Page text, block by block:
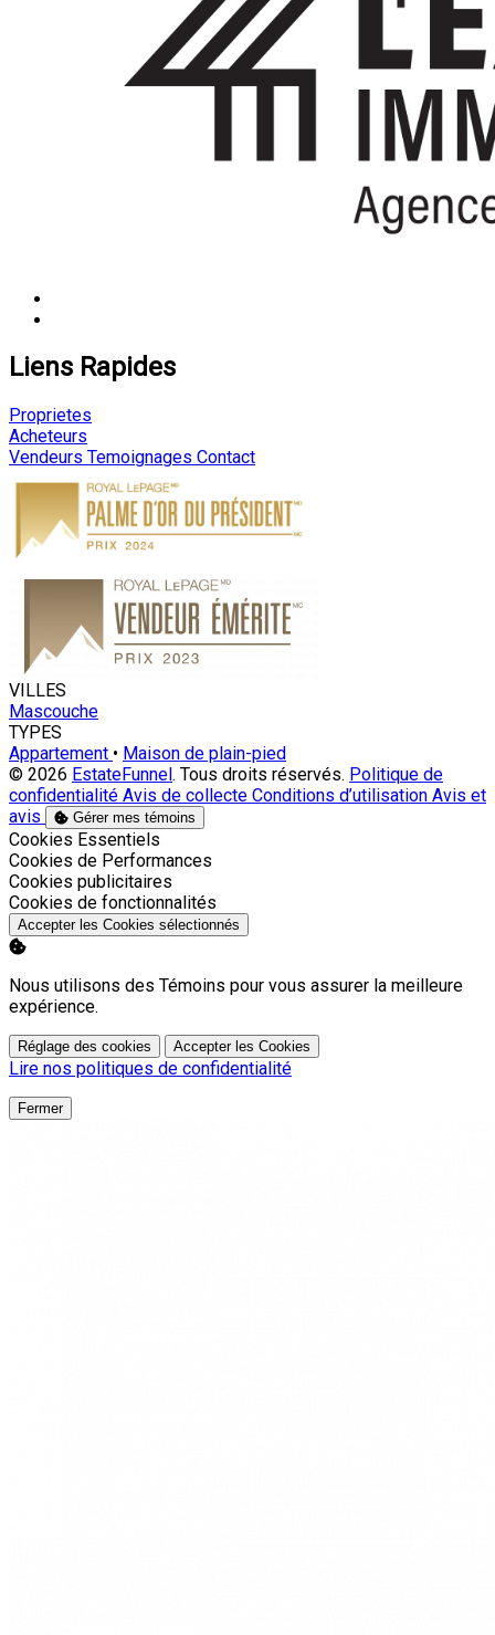
Liens Rapides
Proprietes
Acheteurs
Vendeurs Temoignages Contact
VILLES
Mascouche
TYPES
Appartement • Maison de plain-pied
© 2026 EstateFunnel . Tous droits réservés. Politique de
confidentialité Avis de collecte Conditions d’utilisation Avis et
avis
Gérer mes témoins
Activer
Cookies Essentiels
Activer
Cookies de Performances
Activer
Cookies publicitaires
Activer
Cookies de fonctionnalités
Accepter les Cookies sélectionnés
Nous utilisons des Témoins pour vous assurer la meilleure
expérience.
Réglage des cookies Accepter les Cookies
Lire nos politiques de confidentialité
Fermer